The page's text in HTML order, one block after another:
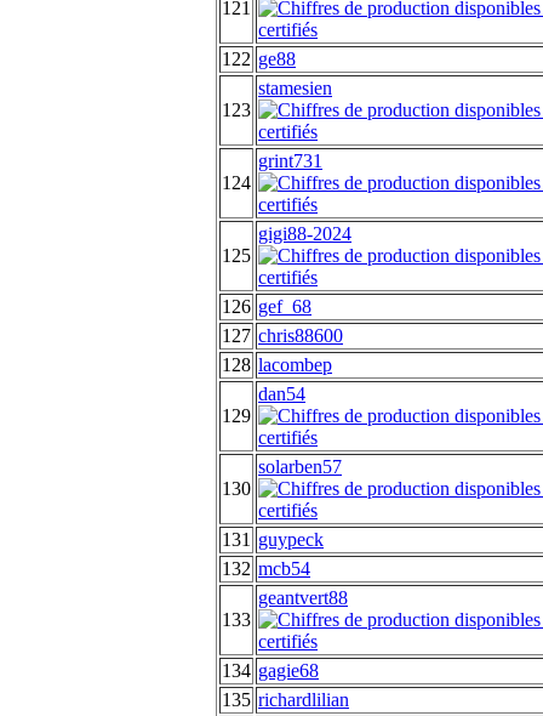
121
122 ge88
123
stamesien
124
grint731
125
gigi88-2024
126 gef_68
127 chris88600
128 lacombep
129
dan54
130
solarben57
131 guypeck
132 mcb54
133
geantvert88
134 gagie68
135 richardlilian